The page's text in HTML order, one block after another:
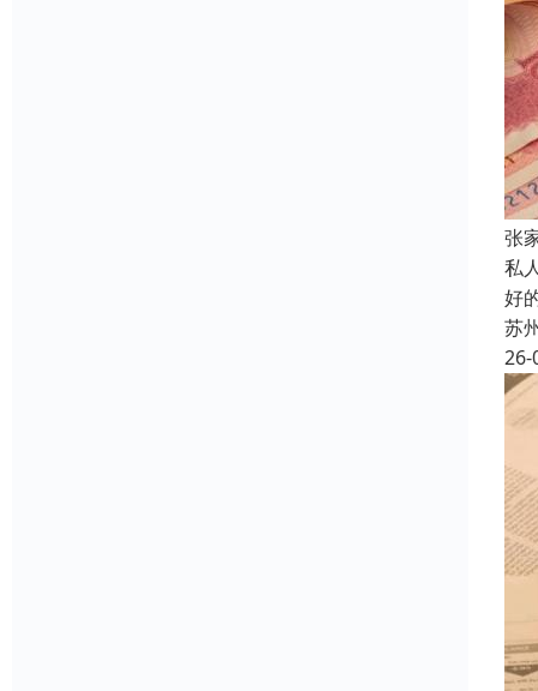
张
私
好
苏
26-